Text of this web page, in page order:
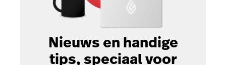
Nieuws en handige
tips, speciaal voor